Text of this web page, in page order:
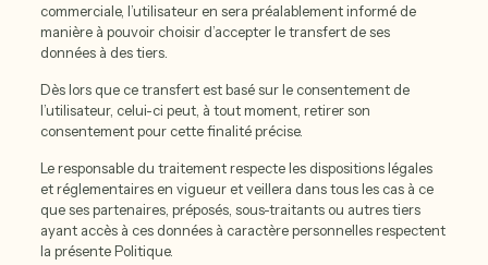
commerciale, l’utilisateur en sera préalablement informé de
manière à pouvoir choisir d’accepter le transfert de ses
données à des tiers.
Dès lors que ce transfert est basé sur le consentement de
l’utilisateur, celui-ci peut, à tout moment, retirer son
consentement pour cette finalité précise.
Le responsable du traitement respecte les dispositions légales
et réglementaires en vigueur et veillera dans tous les cas à ce
que ses partenaires, préposés, sous-traitants ou autres tiers
ayant accès à ces données à caractère personnelles respectent
la présente Politique.